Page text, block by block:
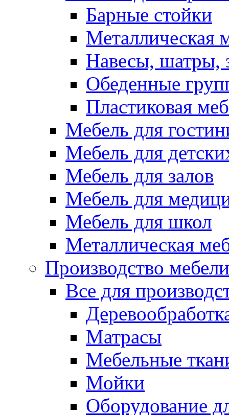
Барные стойки
Металлическая
Навесы, шатры,
Обеденные
Пластиковая
Мебель для
Мебель для
Мебель для залов
Мебель для
Мебель для школ
Металлическая
Производство мебели
Все для
Матрасы
Мебельные
Мойки
Оборудование